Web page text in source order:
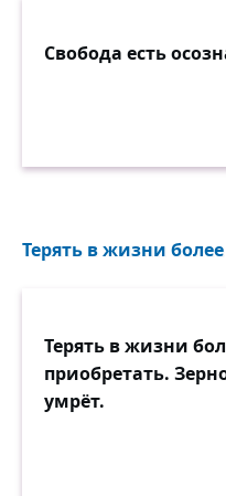
Свобода есть
Терять в жизни
Терять в жизни
приобретать.
умрёт.